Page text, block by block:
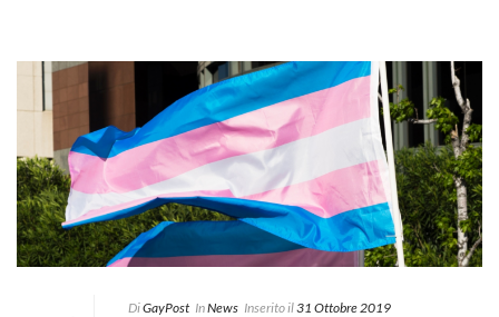
DiGayPost InNews Inserito il31 Ottobre 2019